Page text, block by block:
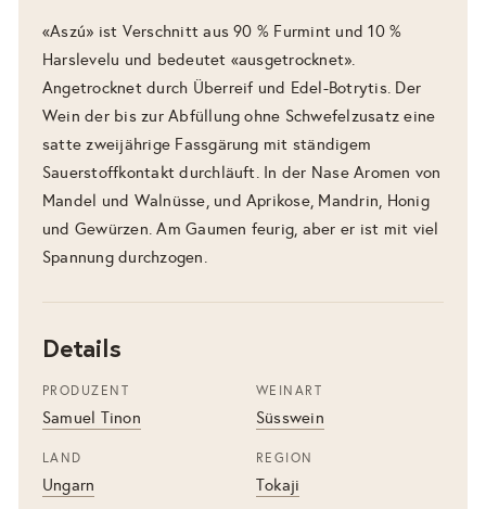
«Aszú» ist Verschnitt aus 90 % Furmint und 10 %
Harslevelu und bedeutet «ausgetrocknet».
Angetrocknet durch Überreif und Edel-Botrytis. Der
Wein der bis zur Abfüllung ohne Schwefelzusatz eine
satte zweijährige Fassgärung mit ständigem
Sauerstoffkontakt durchläuft. In der Nase Aromen von
Mandel und Walnüsse, und Aprikose, Mandrin, Honig
und Gewürzen. Am Gaumen feurig, aber er ist mit viel
Spannung durchzogen.
Details
PRODUZENT
Samuel Tinon
WEINART
Süsswein
LAND
Ungarn
REGION
Tokaji